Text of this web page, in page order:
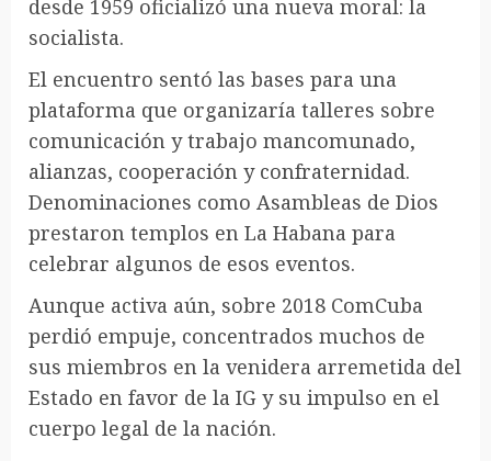
desde 1959 oficializó una nueva moral: la
socialista.
El encuentro sentó las bases para una
plataforma que organizaría talleres sobre
comunicación y trabajo mancomunado,
alianzas, cooperación y confraternidad.
Denominaciones como Asambleas de Dios
prestaron templos en La Habana para
celebrar algunos de esos eventos.
Aunque activa aún, sobre 2018 ComCuba
perdió empuje, concentrados muchos de
sus miembros en la venidera arremetida del
Estado en favor de la IG y su impulso en el
cuerpo legal de la nación.